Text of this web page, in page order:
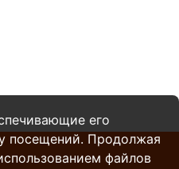
его
посещений. Продолжая
файлов